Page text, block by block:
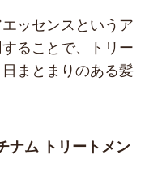
ッセンスというア
ることで、トリー
まとまりのある髪
ナム トリートメン